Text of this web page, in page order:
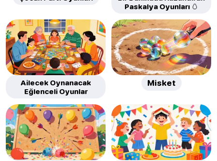
Paskalya Oyunları 🥚
Ailecek Oynanacak
Eğlenceli Oyunlar
Misket